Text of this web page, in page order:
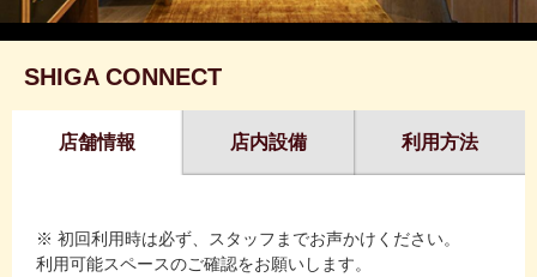
SHIGA CONNECT
店舗情報 店内設備 利用方法
※ 初回利用時は必ず、スタッフまでお声かけください。
利用可能スペースのご確認をお願いします。